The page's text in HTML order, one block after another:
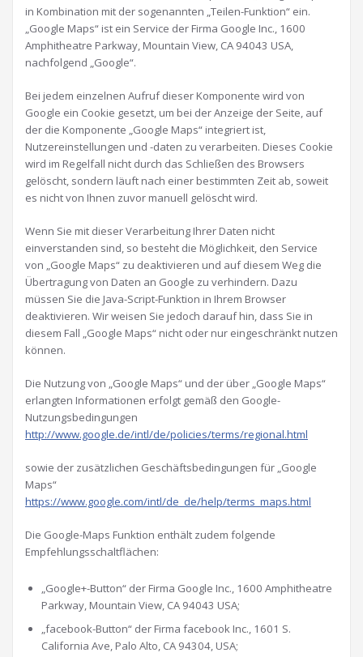
in Kombination mit der sogenannten „Teilen-Funktion“ ein.
„Google Maps“ ist ein Service der Firma Google Inc., 1600
Amphitheatre Parkway, Mountain View, CA 94043 USA,
nachfolgend „Google“.
Bei jedem einzelnen Aufruf dieser Komponente wird von
Google ein Cookie gesetzt, um bei der Anzeige der Seite, auf
der die Komponente „Google Maps“ integriert ist,
Nutzereinstellungen und -daten zu verarbeiten. Dieses Cookie
wird im Regelfall nicht durch das Schließen des Browsers
gelöscht, sondern läuft nach einer bestimmten Zeit ab, soweit
es nicht von Ihnen zuvor manuell gelöscht wird.
Wenn Sie mit dieser Verarbeitung Ihrer Daten nicht
einverstanden sind, so besteht die Möglichkeit, den Service
von „Google Maps“ zu deaktivieren und auf diesem Weg die
Übertragung von Daten an Google zu verhindern. Dazu
müssen Sie die Java-Script-Funktion in Ihrem Browser
deaktivieren. Wir weisen Sie jedoch darauf hin, dass Sie in
diesem Fall „Google Maps“ nicht oder nur eingeschränkt nutzen
können.
Die Nutzung von „Google Maps“ und der über „Google Maps“
erlangten Informationen erfolgt gemäß den Google-
Nutzungsbedingungen
http://www.google.de/intl/de/policies/terms/regional.html
sowie der zusätzlichen Geschäftsbedingungen für „Google
Maps“
https://www.google.com/intl/de_de/help/terms_maps.html
Die Google-Maps Funktion enthält zudem folgende
Empfehlungsschaltflächen:
„Google+-Button“ der Firma Google Inc., 1600 Amphitheatre
Parkway, Mountain View, CA 94043 USA;
„facebook-Button“ der Firma facebook Inc., 1601 S.
California Ave, Palo Alto, CA 94304, USA;